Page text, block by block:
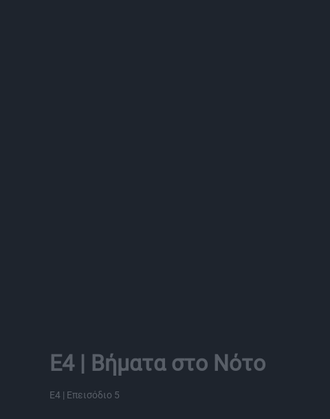
Ε4 | Βήματα στο Νότο
Ε4 | Επεισόδιο 5